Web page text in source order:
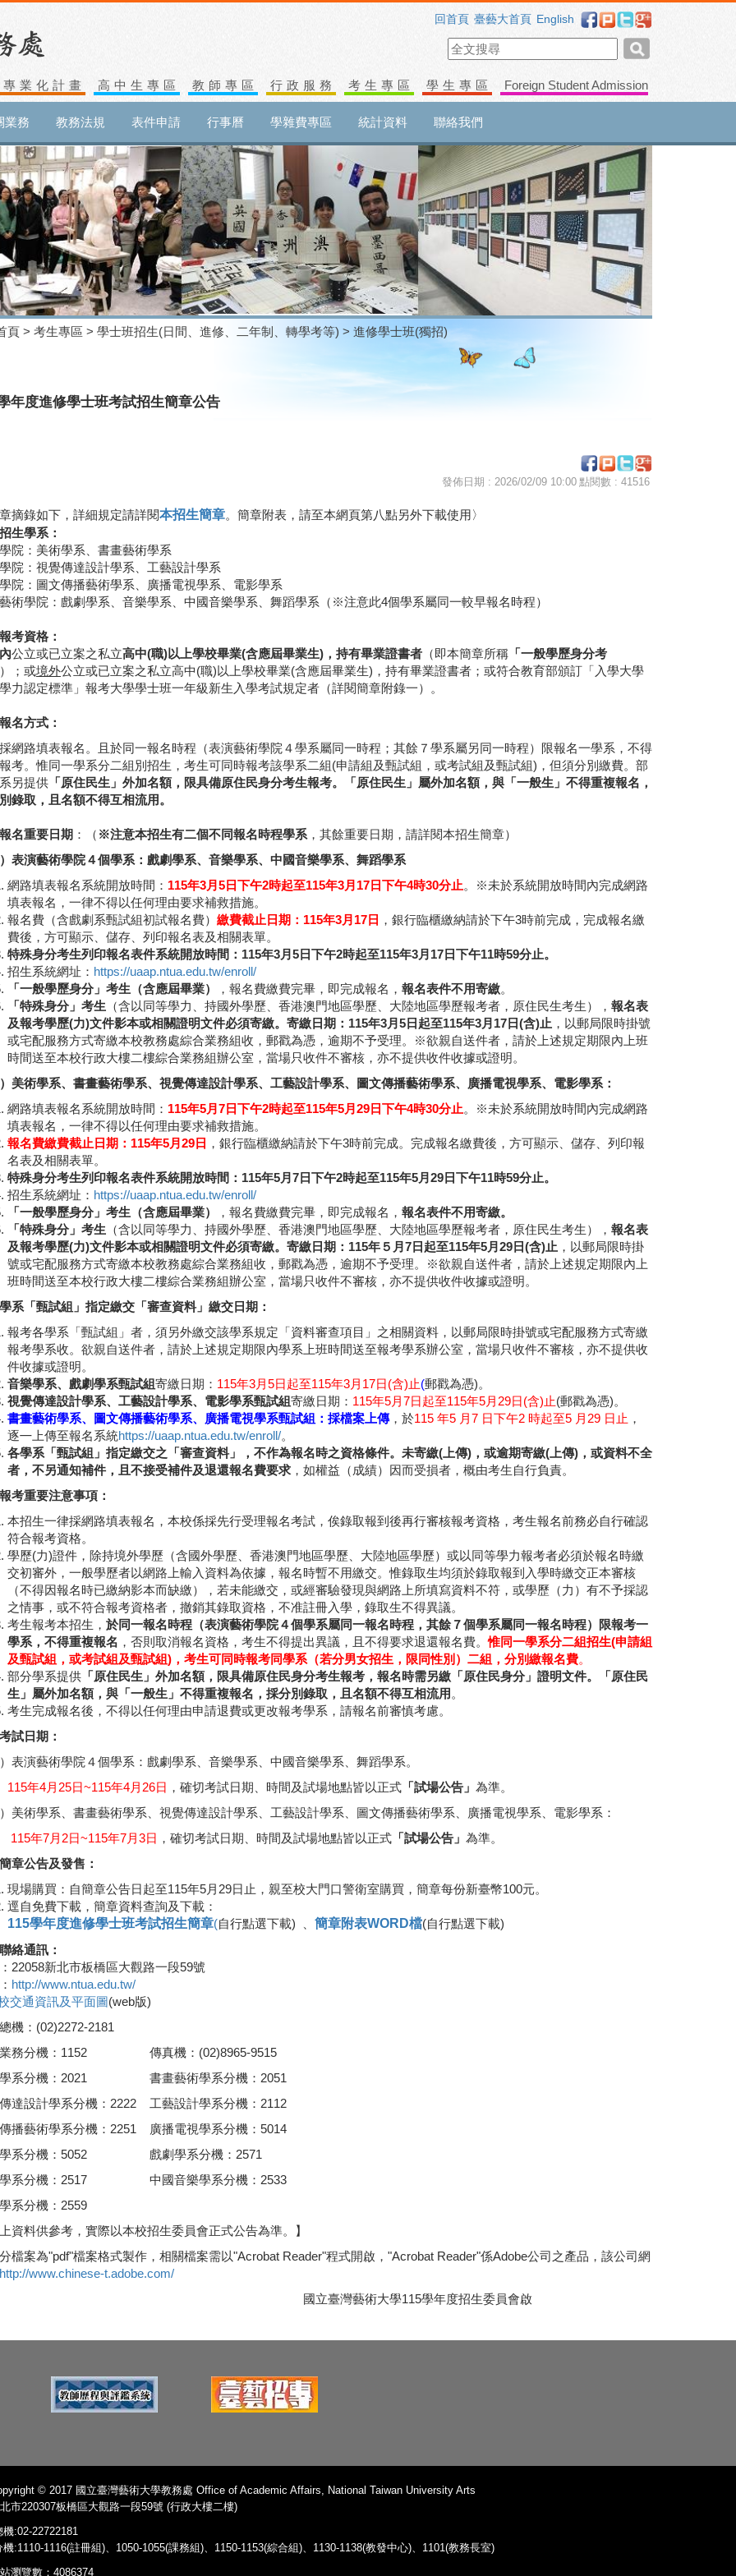
回首頁 臺藝大首頁 English
業化計畫 高中生專區 教師專區 行政服務 考生專區 學生專區 Foreign Student Admission
業務 教務法規 表件申請 行事曆 學雜費專區 統計資料 聯絡我們
頁 > 考生專區 > 學士班招生(日間、進修、二年制、轉學考等) > 進修學士班(獨招)
年度進修學士班考試招生簡章公告
發佈日期 : 2026/02/09 10:00 點閱數 : 41516
摘錄如下，詳細規定請詳閱本招生簡章。簡章附表，請至本網頁第八點另外下載使用〉
生學系：
院：美術學系、書畫藝術學系
院：視覺傳達設計學系、工藝設計學系
院：圖文傳播藝術學系、廣播電視學系、電影學系
術學院：戲劇學系、音樂學系、中國音樂學系、舞蹈學系（※注意此4個學系屬同一較早報名時程）
考資格：
公立或已立案之私立高中(職)以上學校畢業(含應屆畢業生)，持有畢業證書者 （即本簡章所稱 「一般學歷身分考
）；或境外公立或已立案之私立高中(職)以上學校畢業(含應屆畢業生)，持有畢業證書者；或符合教育部頒訂「入學大學
力認定標準」報考大學學士班一年級新生入學考試規定者（詳閱簡章附錄一）。
名方式：
網路填表報名。且於同一報名時程（表演藝術學院４學系屬同一時程；其餘７學系屬另同一時程）限報名一學系，不得
考。惟同一學系分二組別招生，考生可同時報考該學系二組(申請組及甄試組，或考試組及甄試組)，但須分別繳費。部
另提供 「原住民生」外加名額，限具備原住民身分考生報考。「原住民生」屬外加名額，與「一般生」不得重複報名，
錄取，且名額不得互相流用。
名重要日期 ：（ ※注意本招生有二個不同報名時程學系 ，其餘重要日期，請詳閱本招生簡章）
表演藝術學院４個學系：戲劇學系、音樂學系、中國音樂學系、舞蹈學系
網路填表報名系統開放時間： 115年3月5日下午2時起至115年3月17日下午4時30分止。※未於系統開放時間內完成網路
填表報名，一律不得以任何理由要求補救措施。
報名費（含戲劇系甄試組初試報名費） 繳費截止日期：115年3月17日 ，銀行臨櫃繳納請於下午3時前完成，完成報名繳
費後，方可顯示、儲存、列印報名表及相關表單。
特殊身分考生列印報名表件系統開放時間：115年3月5日下午2時起至115年3月17日下午11時59分止。
招生系統網址： https://uaap.ntua.edu.tw/enroll/
「一般學歷身分」考生（含應屆畢業）
，報名費繳費完畢，即完成報名， 報名表件不用寄繳。
「特殊身分」考生 （含以同等學力、持國外學歷、香港澳門地區學歷、大陸地區學歷報考者，原住民生考生）， 報名表
及報考學歷(力)文件影本或相關證明文件必須寄繳。寄繳日期：115年3月5日起至115年3月17日(含)止 ，以郵局限時掛號
或宅配服務方式寄繳本校教務處綜合業務組收，郵戳為憑，逾期不予受理。※欲親自送件者，請於上述規定期限內上班
時間送至本校行政大樓二樓綜合業務組辦公室，當場只收件不審核，亦不提供收件收據或證明。
美術學系、書畫藝術學系、視覺傳達設計學系、工藝設計學系、圖文傳播藝術學系、廣播電視學系、電影學系：
網路填表報名系統開放時間： 115年5月7日下午2時起至115年5月29日下午4時30分止。※未於系統開放時間內完成網路
填表報名，一律不得以任何理由要求補救措施。
報名費繳費截止日期：115年5月29日 ，銀行臨櫃繳納請於下午3時前完成。完成報名繳費後，方可顯示、儲存、列印報
名表及相關表單。
特殊身分考生列印報名表件系統開放時間：115年5月7日下午2時起至115年5月29日下午11時59分止。
招生系統網址： https://uaap.ntua.edu.tw/enroll/
「一般學歷身分」考生（含應屆畢業）
，報名費繳費完畢，即完成報名， 報名表件不用寄繳。
「特殊身分」考生 （含以同等學力、持國外學歷、香港澳門地區學歷、大陸地區學歷報考者，原住民生考生）， 報名表
及報考學歷(力)文件影本或相關證明文件必須寄繳。寄繳日期：115年５月7日起至115年5月29日(含)止 ，以郵局限時掛
號或宅配服務方式寄繳本校教務處綜合業務組收，郵戳為憑，逾期不予受理。※欲親自送件者，請於上述規定期限內上
班時間送至本校行政大樓二樓綜合業務組辦公室，當場只收件不審核，亦不提供收件收據或證明。
系「甄試組」指定繳交「審查資料」繳交日期：
報考各學系「甄試組」者，須另外繳交該學系規定「資料審查項目」之相關資料，以郵局限時掛號或宅配服務方式寄繳
報考學系收。欲親自送件者，請於上述規定期限內學系上班時間送至報考學系辦公室，當場只收件不審核，亦不提供收
件收據或證明。
音樂學系、戲劇學系甄試組寄繳日期： 115年3月5日起至115年3月17日(含)止(郵戳為憑)。
視覺傳達設計學系、工藝設計學系、電影學系甄試組寄繳日期： 115年5月7日起至115年5月29日(含)止(郵戳為憑)。
書畫藝術學系、圖文傳播藝術學系、廣播電視學系甄試組：採檔案上傳，於115 年5 月7 日下午2 時起至5 月29 日止 ，
逐㇐上傳至報名系統https://uaap.ntua.edu.tw/enroll/。
各學系「甄試組」指定繳交之「審查資料」，不作為報名時之資格條件。未寄繳(上傳)，或逾期寄繳(上傳)，或資料不全
者，不另通知補件，且不接受補件及退還報名費要求 ，如權益（成績）因而受損者，概由考生自行負責。
考重要注意事項：
本招生一律採網路填表報名，本校係採先行受理報名考試，俟錄取報到後再行審核報考資格，考生報名前務必自行確認
符合報考資格。
學歷(力)證件，除持境外學歷（含國外學歷、香港澳門地區學歷、大陸地區學歷）或以同等學力報考者必須於報名時繳
交初審外，一般學歷者以網路上輸入資料為依據，報名時暫不用繳交。惟錄取生均須於錄取報到入學時繳交正本審核
（不得因報名時已繳納影本而缺繳），若未能繳交，或經審驗發現與網路上所填寫資料不符，或學歷（力）有不予採認
之情事，或不符合報考資格者，撤銷其錄取資格，不准註冊入學，錄取生不得異議。
考生報考本招生， 於同一報名時程（表演藝術學院４個學系屬同一報名時程，其餘７個學系屬同一報名時程）限報考一
學系，不得重複報名 ，否則取消報名資格，考生不得提出異議，且不得要求退還報名費。惟同一學系分二組招生(申請組
及甄試組，或考試組及甄試組)，考生可同時報考同學系（若分男女招生，限同性別）二組，分別繳報名費。
部分學系提供 「原住民生」外加名額，限具備原住民身分考生報考，報名時需另繳「原住民身分」證明文件。「原住民
生」屬外加名額，與「一般生」不得重複報名，採分別錄取，且名額不得互相流用 。
考生完成報名後，不得以任何理由申請退費或更改報考學系，請報名前審慎考慮。
試日期：
表演藝術學院４個學系：戲劇學系、音樂學系、中國音樂學系、舞蹈學系。
4月25日~115年4月26日 ，確切考試日期、時間及試場地點皆以正式 「試場公告」 為準。
美術學系、書畫藝術學系、視覺傳達設計學系、工藝設計學系、圖文傳播藝術學系、廣播電視學系、電影學系：
115年7月2日~115年7月3日 ，確切考試日期、時間及試場地點皆以正式 「試場公告」 為準。
章公告及發售：
現場購買：自簡章公告日起至115年5月29日止，親至校大門口警衛室購買，簡章每份新臺幣100元。
逕自免費下載，簡章資料查詢及下載：
115學年度進修學士班考試招生簡章(自行點選下載) 、 簡章附表WORD檔(自行點選下載)
絡通訊：
22058新北市板橋區大觀路一段59號
http://www.ntua.edu.tw/
交通資訊及平面圖(web版)
機：(02)2272-2181
務分機：1152
傳真機：(02)8965-9515
系分機：2021
書畫藝術學系分機：2051
達設計學系分機：2222 工藝設計學系分機：2112
播藝術學系分機：2251 廣播電視學系分機：5014
系分機：5052
戲劇學系分機：2571
系分機：2517
中國音樂學系分機：2533
系分機：2559
資料供參考，實際以本校招生委員會正式公告為準。】
檔案為"pdf"檔案格式製作，相關檔案需以"Acrobat Reader"程式開啟，"Acrobat Reader"係Adobe公司之產品，該公司網
http://www.chinese-t.adobe.com/
立臺灣藝術大學115學年度招生委員會啟
© 2017 國立臺灣藝術大學教務處 Office of Academic Affairs, National Taiwan University Arts
市220307板橋區大觀路一段59號 (行政大樓二樓)
:02-22722181
:1110-1116(註冊組)、1050-1055(課務組)、1150-1153(綜合組)、1130-1138(教發中心)、1101(教務長室)
瀏覽數：4086374